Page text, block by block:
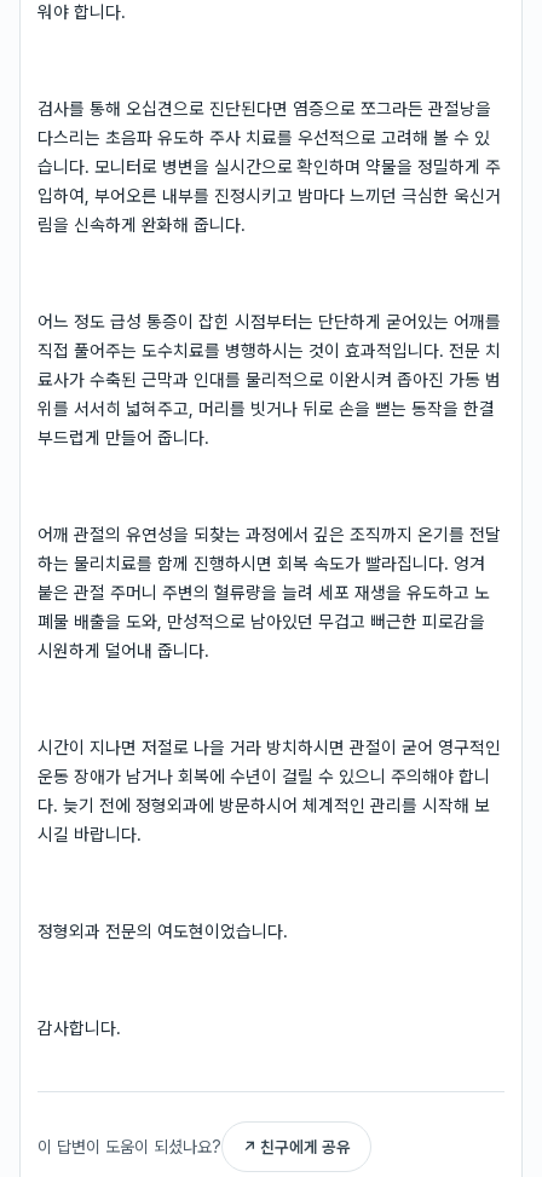
워야 합니다.
검사를 통해 오십견으로 진단된다면 염증으로 쪼그라든 관절낭을
다스리는 초음파 유도하 주사 치료를 우선적으로 고려해 볼 수 있
습니다. 모니터로 병변을 실시간으로 확인하며 약물을 정밀하게 주
입하여, 부어오른 내부를 진정시키고 밤마다 느끼던 극심한 욱신거
림을 신속하게 완화해 줍니다.
어느 정도 급성 통증이 잡힌 시점부터는 단단하게 굳어있는 어깨를
직접 풀어주는 도수치료를 병행하시는 것이 효과적입니다. 전문 치
료사가 수축된 근막과 인대를 물리적으로 이완시켜 좁아진 가동 범
위를 서서히 넓혀주고, 머리를 빗거나 뒤로 손을 뻗는 동작을 한결
부드럽게 만들어 줍니다.
어깨 관절의 유연성을 되찾는 과정에서 깊은 조직까지 온기를 전달
하는 물리치료를 함께 진행하시면 회복 속도가 빨라집니다. 엉겨
붙은 관절 주머니 주변의 혈류량을 늘려 세포 재생을 유도하고 노
폐물 배출을 도와, 만성적으로 남아있던 무겁고 뻐근한 피로감을
시원하게 덜어내 줍니다.
시간이 지나면 저절로 나을 거라 방치하시면 관절이 굳어 영구적인
운동 장애가 남거나 회복에 수년이 걸릴 수 있으니 주의해야 합니
다. 늦기 전에 정형외과에 방문하시어 체계적인 관리를 시작해 보
시길 바랍니다.
정형외과 전문의 여도현이었습니다.
감사합니다.
이 답변이 도움이 되셨나요? ↗ 친구에게 공유